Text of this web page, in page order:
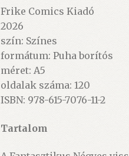
Frike Comics Kiadó
2026
szín: Színes
formátum: Puha borítós
méret: A5
oldalak száma: 120
ISBN: 978-615-7076-11-2
Tartalom